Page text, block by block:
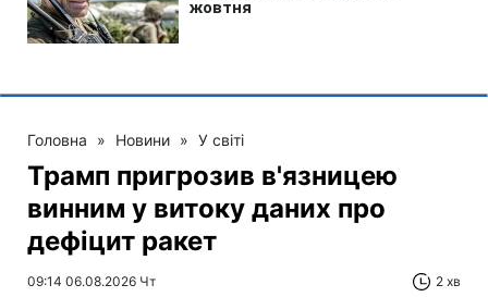
Головна » Новини » У світі
Трамп пригрозив в'язницею
винним у витоку даних про
дефіцит ракет
09:14 06.08.2026 Чт 2 хв